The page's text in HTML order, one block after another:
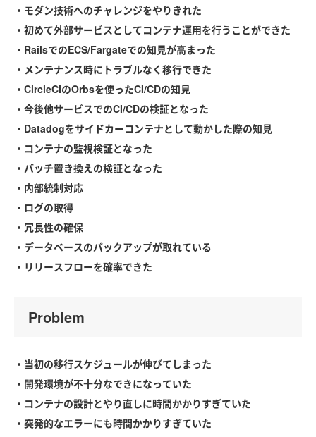
・モダン技術へのチャレンジをやりきれた
・初めて外部サービスとしてコンテナ運用を行うことができた
・RailsでのECS/Fargateでの知見が高まった
・メンテナンス時にトラブルなく移行できた
・CircleCIのOrbsを使ったCI/CDの知見
・今後他サービスでのCI/CDの検証となった
・Datadogをサイドカーコンテナとして動かした際の知見
・コンテナの監視検証となった
・バッチ置き換えの検証となった
・内部統制対応
・ログの取得
・冗長性の確保
・データベースのバックアップが取れている
・リリースフローを確率できた
Problem
・当初の移行スケジュールが伸びてしまった
・開発環境が不十分なできになっていた
・コンテナの設計とやり直しに時間かかりすぎていた
・突発的なエラーにも時間かかりすぎていた